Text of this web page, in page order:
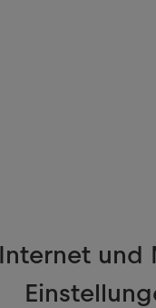
Internet und